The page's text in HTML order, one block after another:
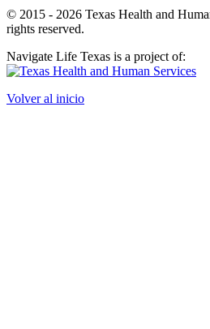
© 2015 - 2026 Texas Health and
rights reserved.
Navigate Life Texas is a project of:
Volver al inicio